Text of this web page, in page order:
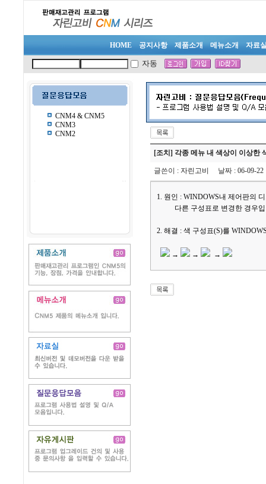
HOME 공지사항 제품소개 메뉴소개 자료
자동
CNM4 & CNM5
CNM3
CNM2
[조치] 각종 메뉴 내 색상이 이상한
글쓴이 : 자린고비 날짜 : 06-09-
1. 원인 : WINDOWS내 제어판의
다른 구성표로 변경한 경우입
2. 해결 : 색 구성표(S)를
→ → →